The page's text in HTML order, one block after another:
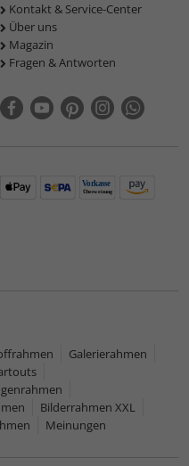
Kontakt & Service-Center
Über uns
Magazin
Fragen & Antworten
Galerierahmen
Bilderrahmen XXL
Meinungen